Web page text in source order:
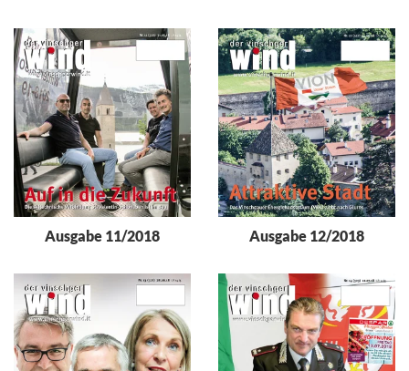
Ausgabe 11/2018 Ausgabe 12/2018